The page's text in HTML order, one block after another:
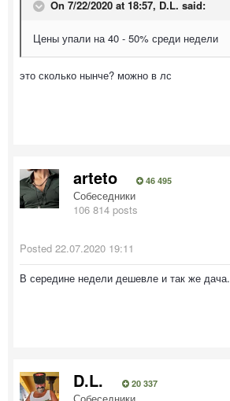
On 7/22/2020 at 18:57, D.L. said:
Цены упали на 40 - 50% среди недели
это сколько нынче? можно в лс
arteto 46 495
Собеседники
106 814 posts
Posted 22.07.2020 19:11
В середине недели дешевле и так же дача.
D.L. 20 337